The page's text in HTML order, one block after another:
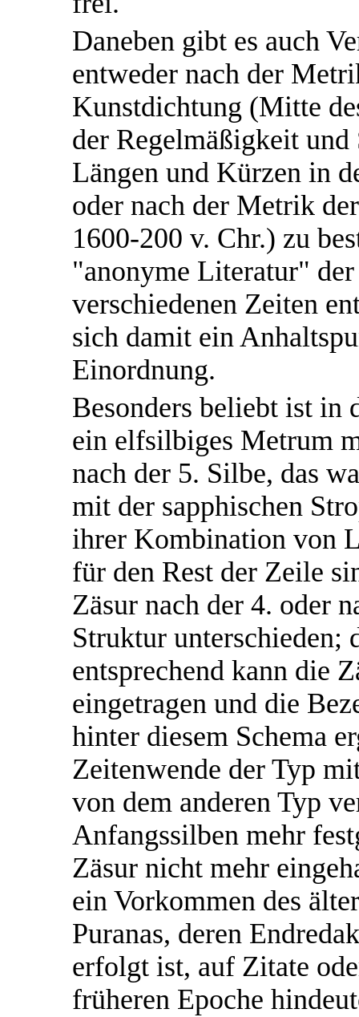
Daneben gibt es auch
entweder nach der
Kunstdichtung (Mitte
der Regelmäßigkeit
Längen und Kürzen in
oder nach der Metrik
1600-200 v. Chr.) zu
"anonyme Literatur" der
verschiedenen Zeiten
sich damit ein
Einordnung.
Besonders beliebt ist in
ein elfsilbiges Metrum
nach der 5. Silbe, das
mit der sapphischen
ihrer Kombination von
für den Rest der Zeile
Zäsur nach der 4. oder
Struktur unterschieden;
entsprechend kann die
eingetragen und die
hinter diesem Schema
Zeitenwende der Typ
von dem anderen Typ
Anfangssilben mehr
Zäsur nicht mehr
ein Vorkommen des
Puranas, deren
erfolgt ist, auf Zitate
früheren Epoche